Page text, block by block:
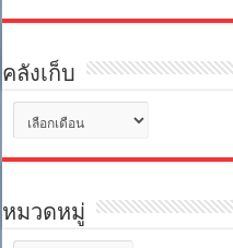
คลังเก็บ
เก็บ
หมวดหมู่